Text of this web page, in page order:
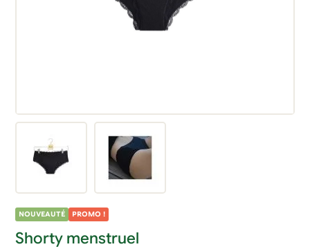
NOUVEAUTÉ PROMO !
Shorty menstruel